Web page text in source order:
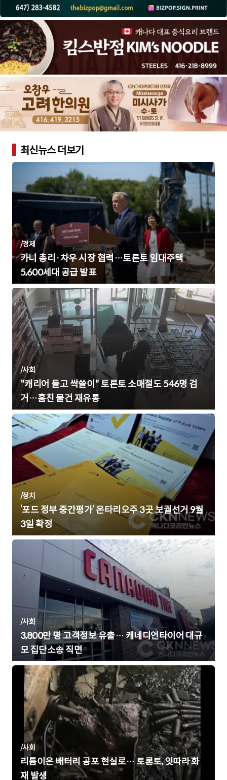
최신뉴스 더보기
/경제
카니 총리·차우 시장 협력…토론토 임대주택
5,600세대 공급 발표
/사회
"캐리어 들고 싹쓸이" 토론토 소매절도 546명 검
거…훔친 물건 재유통
/정치
‘포드 정부 중간평가’ 온타리오주 3곳 보궐선거 9월
3일 확정
/사회
3,800만 명 고객정보 유출… 캐네디언타이어 대규
모 집단소송 직면
/사회
리튬이온 배터리 공포 현실로… 토론토, 잇따라 화
재 발생